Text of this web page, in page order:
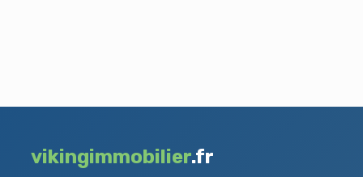
vikingimmobilier.fr